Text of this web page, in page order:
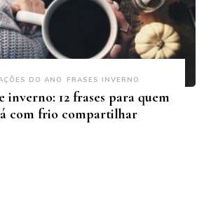
DO ANO FRASES INVERNO
inverno: 12 frases para quem
com frio compartilhar